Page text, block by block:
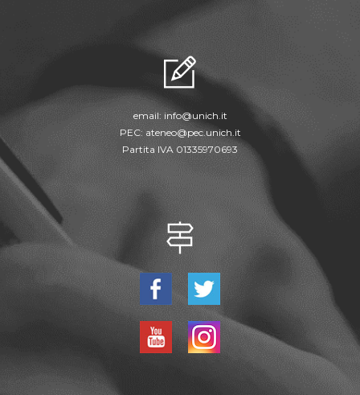
email: info@unich.it
PEC: ateneo@pec.unich.it
Partita IVA 01335970693